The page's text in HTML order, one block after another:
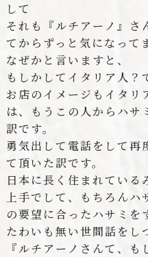
して
それも『ルチアーノ』さ
てからずっと気になって
なぜかと言いますと、
もしかしてイタリア人？
お店のイメージもイタリ
は、もうこの人からハサ
訳です。
勇気出して電話をして再
て頂いた訳です。
日本に長く住まれている
上手でして、もちろんハ
の要望に合ったハサミ
たわいも無い世間話をし
『ルチアーノさんて、